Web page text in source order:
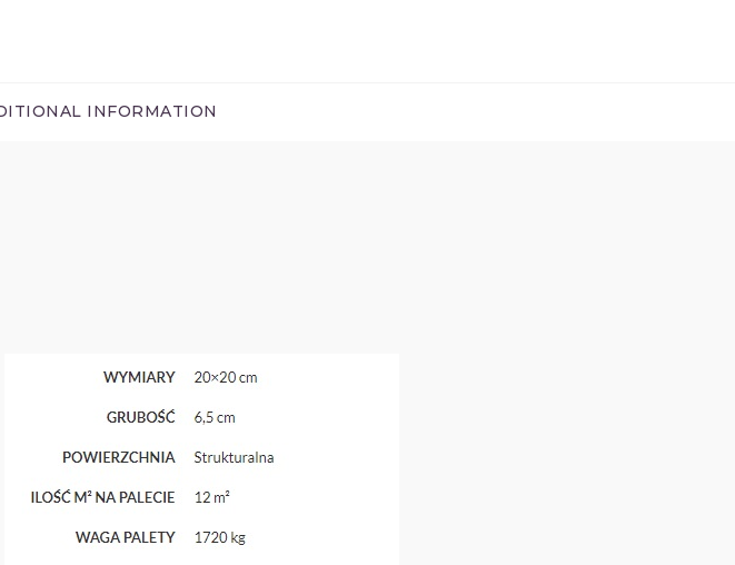
INFORMATION